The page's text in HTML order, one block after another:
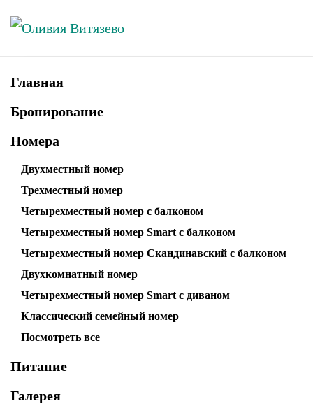
Главная
Бронирование
Номера
Двухместный номер
Трехместный номер
Четырехместный номер с балконом
Четырехместный номер Smart с балконом
Четырехместный номер Скандинавский с балконом
Двухкомнатный номер
Четырехместный номер Smart с диваном
Классический семейный номер
Посмотреть все
Питание
Галерея